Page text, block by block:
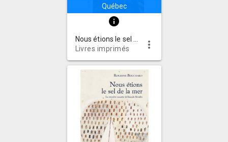
Québec
info
Livres imprimés
more_vert